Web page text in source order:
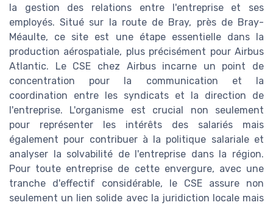
la gestion des relations entre l'entreprise et ses
employés. Situé sur la route de Bray, près de Bray-
Méaulte, ce site est une étape essentielle dans la
production aérospatiale, plus précisément pour Airbus
Atlantic. Le CSE chez Airbus incarne un point de
concentration pour la communication et la
coordination entre les syndicats et la direction de
l'entreprise. L'organisme est crucial non seulement
pour représenter les intérêts des salariés mais
également pour contribuer à la politique salariale et
analyser la solvabilité de l'entreprise dans la région.
Pour toute entreprise de cette envergure, avec une
tranche d'effectif considérable, le CSE assure non
seulement un lien solide avec la juridiction locale mais